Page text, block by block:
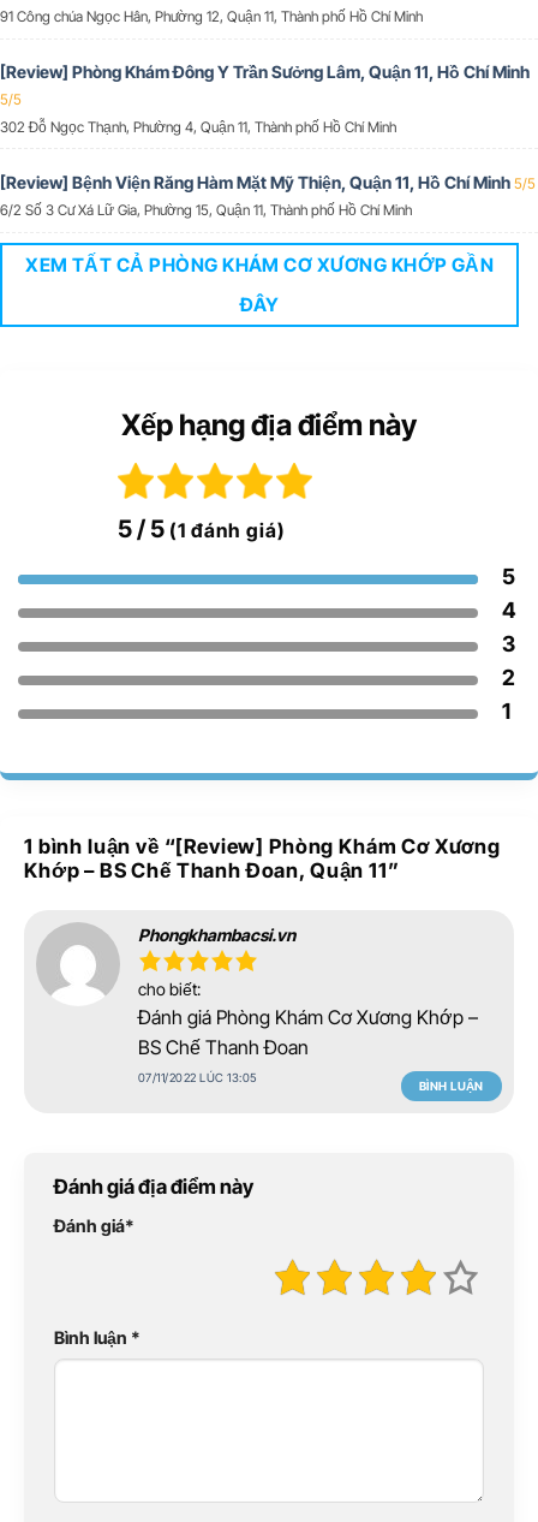
91 Công chúa Ngọc Hân, Phường 12, Quận 11, Thành phố Hồ Chí Minh
[Review] Phòng Khám Đông Y Trần Sưởng Lâm, Quận 11, Hồ Chí Minh
5/5
302 Đỗ Ngọc Thạnh, Phường 4, Quận 11, Thành phố Hồ Chí Minh
[Review] Bệnh Viện Răng Hàm Mặt Mỹ Thiện, Quận 11, Hồ Chí Minh 5/5
6/2 Số 3 Cư Xá Lữ Gia, Phường 15, Quận 11, Thành phố Hồ Chí Minh
XEM TẤT CẢ PHÒNG KHÁM CƠ XƯƠNG KHỚP GẦN
ĐÂY
Xếp hạng địa điểm này
5/ 5 (1 đánh giá)
5
4
3
2
1
1 bình luận về “[Review] Phòng Khám Cơ Xương
Khớp – BS Chế Thanh Đoan, Quận 11”
Phongkhambacsi.vn
cho biết:
Đánh giá Phòng Khám Cơ Xương Khớp –
BS Chế Thanh Đoan
07/11/2022 LÚC 13:05
BÌNH LUẬN
Đánh giá địa điểm này
Đánh giá*
Bình luận *